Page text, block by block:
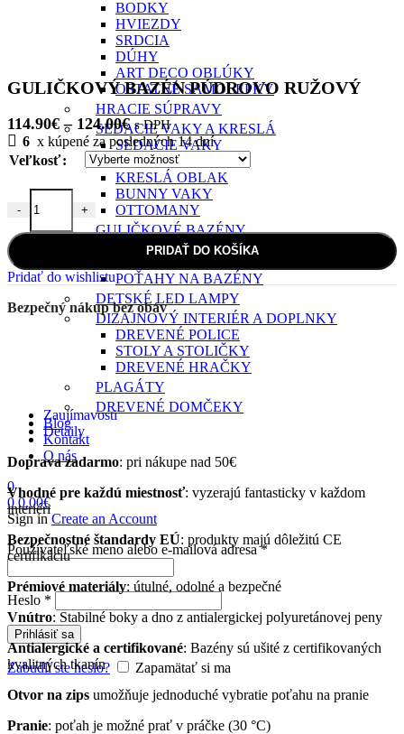
BODKY
HVIEZDY
SRDCIA
DÚHY
ART DECO OBLÚKY
OSTATNÉ SAMOLEPKY
HRACIE SÚPRAVY
SEDACIE VAKY A KRESLÁ
SEDACIE VAKY
KRESLÁ MESIAC
KRESLÁ OBLAK
BUNNY VAKY
OTTOMANY
GULIČKOVÉ BAZÉNY
GULIČKOVÝ BAZÉN
POŤAHY NA BAZÉNY
DETSKÉ LED LAMPY
DIZAJNOVÝ INTERIÉR A DOPLNKY
DREVENÉ POLICE
STOLY A STOLIČKY
DREVENÉ HRAČKY
PLAGÁTY
DREVENÉ DOMČEKY
Blog
Kontakt
O nás
0
0 0.00€
Sign inCreate an Account
Používateľské meno alebo e-mailová adresa*Povinné
Heslo *
Prihlásiť sa
Zabudli ste heslo? Zapamätať si ma
GULIČKOVÝ BAZÉN PÚDROVO RUŽOVÝ
114.90€ – 124.00€Price
range:
114.90€
through
124.00€
s DPH
6 x kúpené za posledných 14 dní
Veľkosť
-
množstvo GULIČKOVÝ BAZÉN PÚDROVO RUŽOVÝ
+
PRIDAŤ DO KOŠÍKA
Pridať do wishlistu
Bezpečný nákup bez obáv
Zaujímavosti
Detaily
Doprava zadarmo: pri nákupe nad 50€
Vhodné pre každú miestnosť: vyzerajú fantasticky v každom
interiéri
Bezpečnostné štandardy EÚ: produkty majú dôležitú CE
certifikáciu
Prémiové materiály: útulné, odolné a bezpečné
Vnútro: Stabilné boky a dno z antialergickej polyuretánovej peny
Antialergické a certifikované: Bazény sú ušité z certifikovaných
kvalitných tkanín
Otvor na zips umožňuje jednoduché vybratie poťahu na pranie
Pranie: poťah je možné prať v práčke (30 °C)